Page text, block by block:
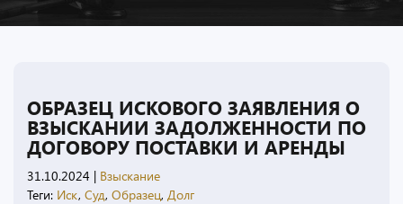
ОБРАЗЕЦ ИСКОВОГО ЗАЯВЛЕНИЯ О
ВЗЫСКАНИИ ЗАДОЛЖЕННОСТИ ПО
ДОГОВОРУ ПОСТАВКИ И АРЕНДЫ
31.10.2024 | Взыскание
Теги: Иск, Суд, Образец, Долг